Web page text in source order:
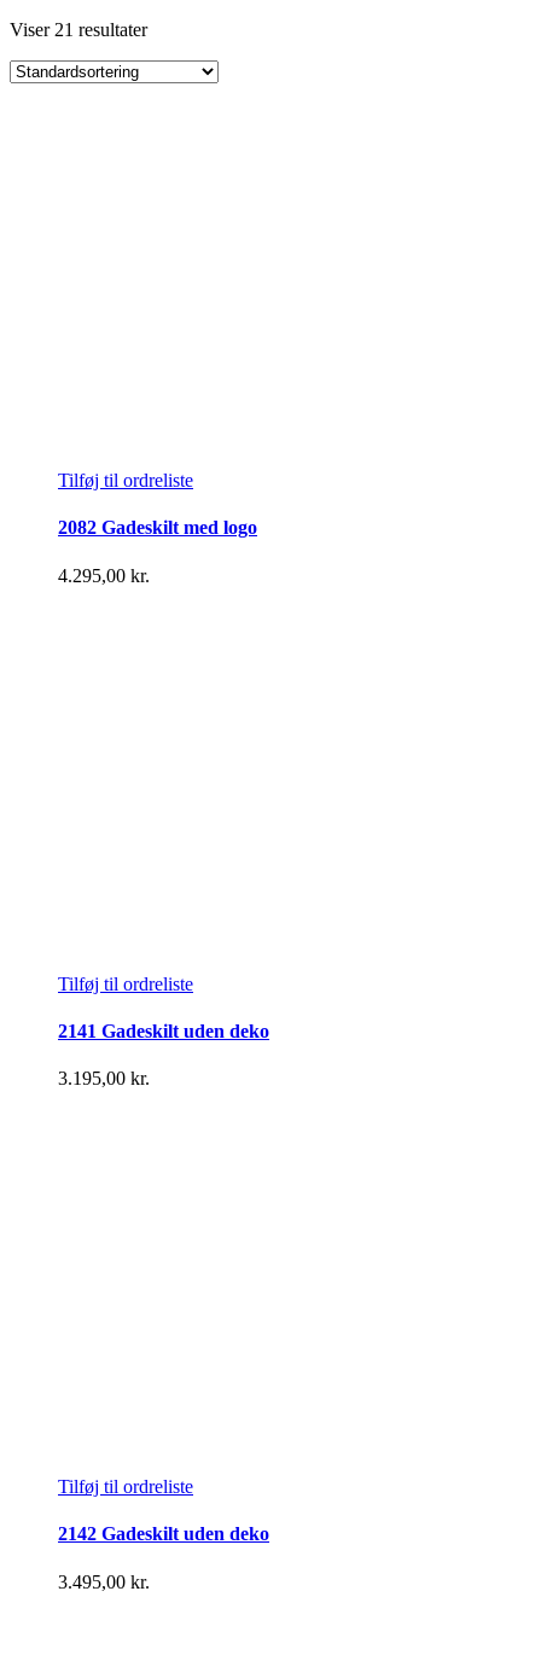
Viser 21 resultater
Tilføj til ordreliste
2082 Gadeskilt med logo
4.295,00 kr.
Tilføj til ordreliste
2141 Gadeskilt uden deko
3.195,00 kr.
Tilføj til ordreliste
2142 Gadeskilt uden deko
3.495,00 kr.